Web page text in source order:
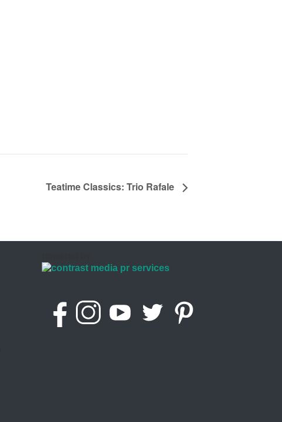
Teatime Classics: Trio Rafale